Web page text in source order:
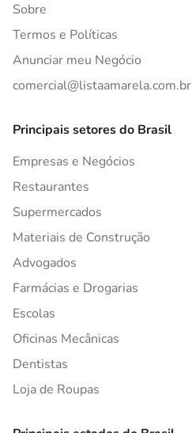
Sobre
Termos e Políticas
Anunciar meu Negócio
comercial@listaamarela.com.br
Principais setores do Brasil
Empresas e Negócios
Restaurantes
Supermercados
Materiais de Construção
Advogados
Farmácias e Drogarias
Escolas
Oficinas Mecânicas
Dentistas
Loja de Roupas